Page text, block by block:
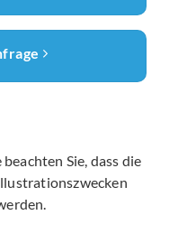
Sie, dass die